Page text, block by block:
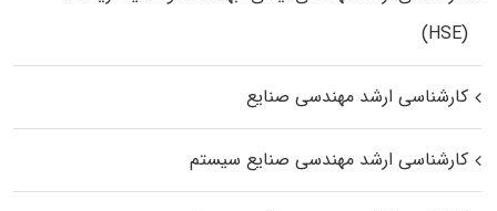
(HSE)
کارشناسی ارشد مهندسی صنایع
کارشناسی ارشد مهندسی صنایع سیستم